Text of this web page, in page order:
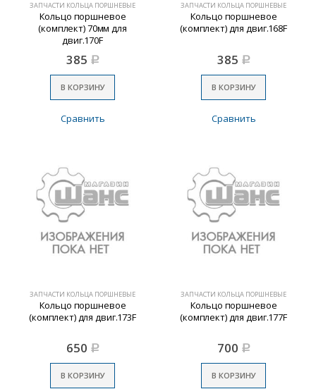
ЗАПЧАСТИ КОЛЬЦА ПОРШНЕВЫЕ
Кольцо поршневое
(комплект) 70мм для
двиг.170F
385 Р
В КОРЗИНУ
Сравнить
ЗАПЧАСТИ КОЛЬЦА ПОРШНЕВЫЕ
Кольцо поршневое
(комплект) для двиг.168F
385 Р
В КОРЗИНУ
Сравнить
ЗАПЧАСТИ КОЛЬЦА ПОРШНЕВЫЕ
Кольцо поршневое
(комплект) для двиг.173F
650 Р
В КОРЗИНУ
ЗАПЧАСТИ КОЛЬЦА ПОРШНЕВЫЕ
Кольцо поршневое
(комплект) для двиг.177F
700 Р
В КОРЗИНУ